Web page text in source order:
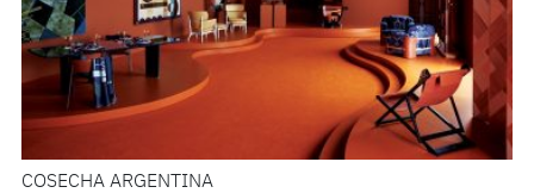
COSECHA ARGENTINA